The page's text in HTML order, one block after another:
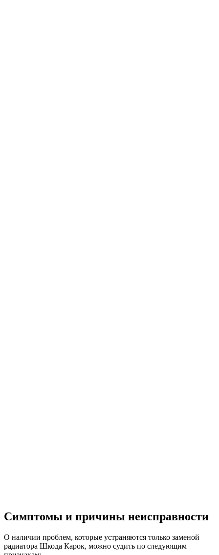
Симптомы и причины неисправности
О наличии проблем, которые устраняются только заменой
радиатора Шкода Карок, можно судить по следующим